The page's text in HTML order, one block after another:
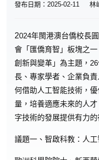
發布日期：2025-02-11 林
2024年閩港澳台僑校長
會「匯僑育智」板塊之
創新與變革」為主題，
長、專家學者、企業負
何借助人工智能技術，
量，培養適應未來的人
字技術的發展提供有力
議題一、智啟科教：人